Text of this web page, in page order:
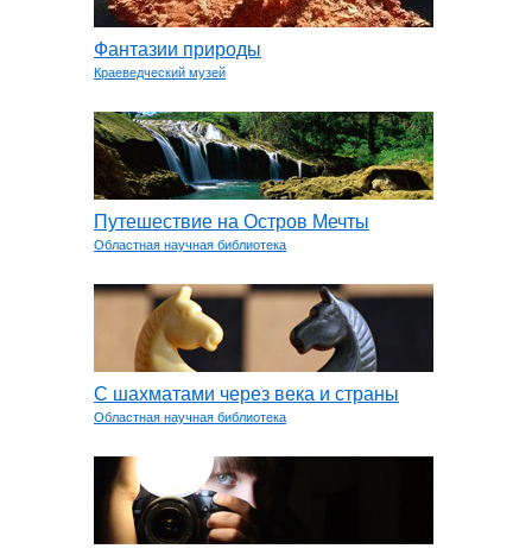
Фантазии природы
Краеведческий музей
Путешествие на Остров Мечты
Областная научная библиотека
С шахматами через века и страны
Областная научная библиотека